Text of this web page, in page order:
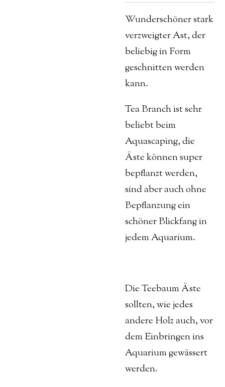
Wunderschöner stark
verzweigter Ast, der
beliebig in Form
geschnitten werden
kann.
Tea Branch ist sehr
beliebt beim
Aquascaping, die
Äste können super
bepflanzt werden,
sind aber auch ohne
Bepflanzung ein
schöner Blickfang in
jedem Aquarium.
Die Teebaum Äste
sollten, wie jedes
andere Holz auch, vor
dem Einbringen ins
Aquarium gewässert
werden.